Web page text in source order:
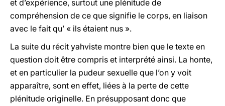
et d’expérience, surtout une plénitude de
compréhension de ce que signifie le corps, en liaison
avec le fait qu’ « ils étaient nus ».
La suite du récit yahviste montre bien que le texte en
question doit être compris et interprété ainsi. La honte,
et en particulier la pudeur sexuelle que l’on y voit
apparaître, sont en effet, liées à la perte de cette
plénitude originelle. En présupposant donc que